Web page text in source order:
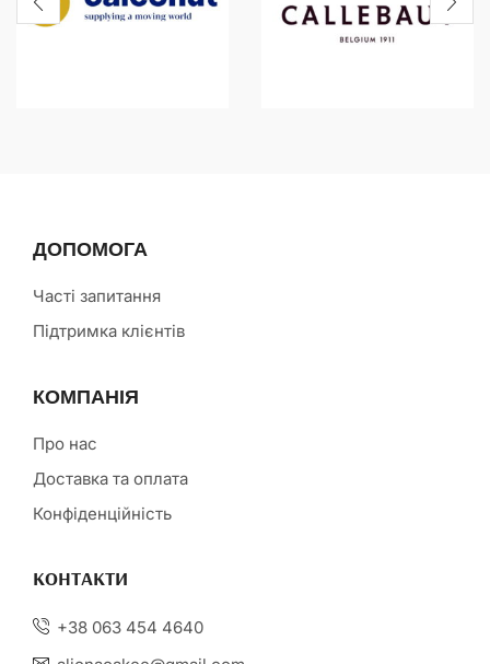
ДОПОМОГА
Часті запитання
Підтримка клієнтів
КОМПАНІЯ
Про нас
Доставка та оплата
Конфіденційність
КОНТАКТИ
+38 063 454 4640